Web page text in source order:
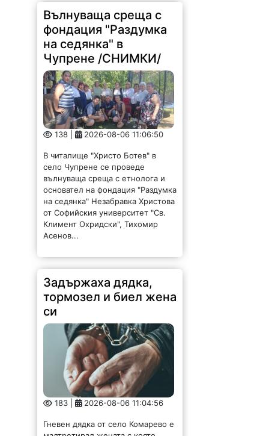
138 | 2026-08-06 11:06:50
В читалище "Христо Ботев" в
село Чупрене се проведе
вълнуваща среща с етнолога и
основател на фондация "Раздумка
на седянка" Незабравка Христова
от Софийския университет "Св.
Климент Охридски", Тихомир
Асенов...
Задържаха дядка,
тормозел и биел жена
си
183 | 2026-08-06 11:04:56
Гневен дядка от село Комарево е
малтретирал жената с която
живее. По данни на областната
дирекция на МВР-Враца вчера в
16.5 часа в полицията в Бяла
Слатина е получен сигнал за...